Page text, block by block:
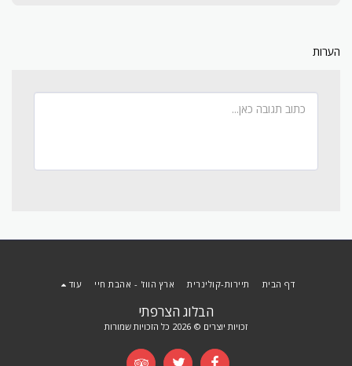
הערות
הבלוג הצרפתי
זכויות יוצרים © 2026 כל הזכויות שמורות
דף הבית תיירות-קולינרית ארץ הווז' - אהבת חיי עוד